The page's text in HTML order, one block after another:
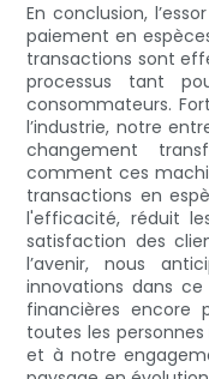
En conclusion,
paiement en
transactions sont
processus tant
consommateurs.
l’industrie, notre
changement
comment ces
transactions en
l'efficacité, réduit
satisfaction des
l’avenir, nous
innovations dans
financières encore
toutes les
et à notre